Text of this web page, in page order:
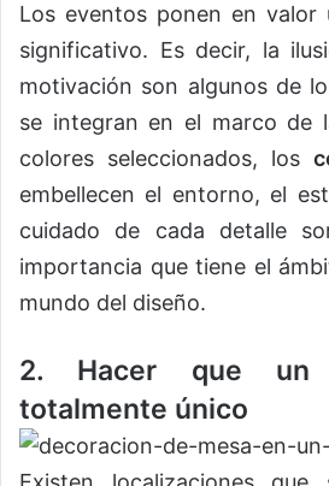
Los eventos ponen en valor
significativo. Es decir, la
motivación son algunos de
se integran en el marco de
colores seleccionados, los
embellecen el entorno, el
cuidado de cada detalle
importancia que tiene el
mundo del diseño.
2. Hacer que un
totalmente único